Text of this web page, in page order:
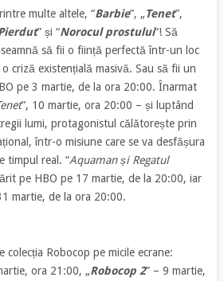
multe altele, “Barbie”, „Tenet”,
” și “Norocul prostului“! Să
să fii o ființă perfectă într-un loc
criză existențială masivă. Sau să fii un
pe 3 martie, de la ora 20:00. Înarmat
”, 10 martie, ora 20:00 – și luptând
lumi, protagonistul călătorește prin
într-o misiune care se va desfășura
timpul real. “Aquaman și Regatul
pe HBO pe 17 martie, de la 20:00, iar
martie, de la ora 20:00.
colecția Robocop pe micile ecrane:
ora 21:00, „Robocop 2” – 9 martie,